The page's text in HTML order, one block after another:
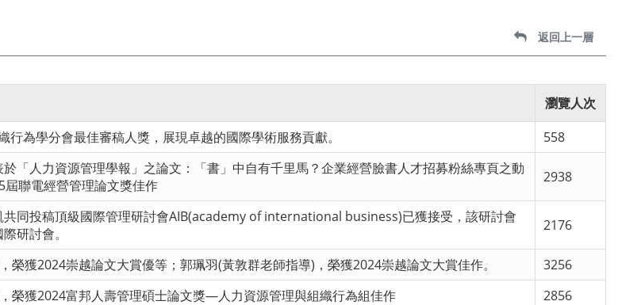
返回上一層
瀏覽人次
為學分會最佳審稿人獎，展現卓越的國際學術服務貢獻。 558
「人力資源管理學報」之論文：「書」中自有千里馬？企業經營臉書人才招募粉絲專頁之動
聯電經營管理論文獎佳作
2938
同投稿頂級國際管理研討會AIB(academy of international business)已獲接受，該研討會
研討會。
2176
榮獲2024崇越論文大賞優等；郭珮羽(黃敦群老師指導)，榮獲2024崇越論文大賞佳作。
3256
榮獲2024富邦人壽管理碩士論文獎—人力資源管理與組織行為組佳作 2856